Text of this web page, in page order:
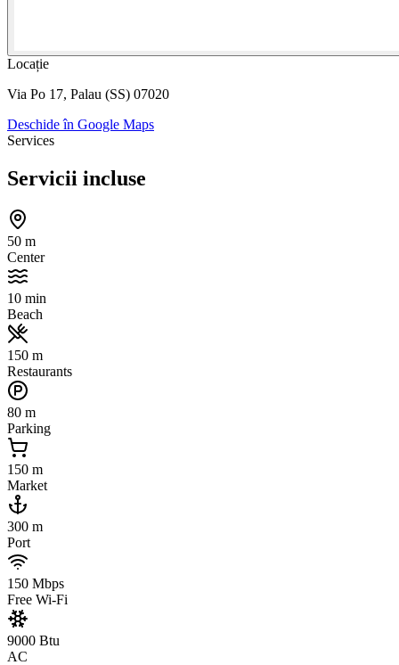
Locație
Via Po 17, Palau (SS) 07020
Deschide în Google Maps
Services
Servicii incluse
50 m
Center
10 min
Beach
150 m
Restaurants
80 m
Parking
150 m
Market
300 m
Port
150 Mbps
Free Wi-Fi
9000 Btu
AC